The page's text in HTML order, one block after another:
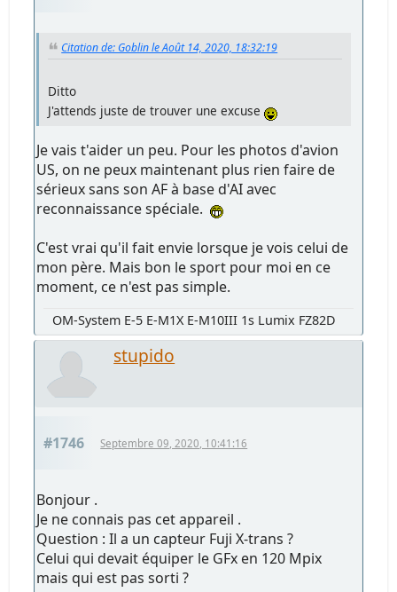
Citation de: Goblin le Août 14, 2020, 18:32:19
Ditto
J'attends juste de trouver une excuse
Je vais t'aider un peu. Pour les photos d'avion
US, on ne peux maintenant plus rien faire de
sérieux sans son AF à base d'AI avec
reconnaissance spéciale.
C'est vrai qu'il fait envie lorsque je vois celui de
mon père. Mais bon le sport pour moi en ce
moment, ce n'est pas simple.
OM-System E-5 E-M1X E-M10III 1s Lumix FZ82D
stupido
#1746 Septembre 09, 2020, 10:41:16
Bonjour .
Je ne connais pas cet appareil .
Question : Il a un capteur Fuji X-trans ?
Celui qui devait équiper le GFx en 120 Mpix
mais qui est pas sorti ?